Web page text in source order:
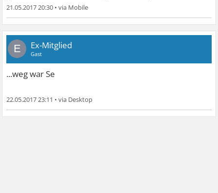
21.05.2017 20:30 •
E Ex-Mitglied
Gast
...weg war Se
22.05.2017 23:11 •